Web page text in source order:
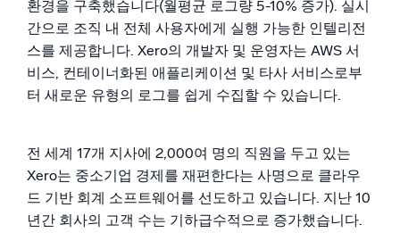
환경을 구축했습니다(월평균 로그량 5-10% 증가). 실시
간으로 조직 내 전체 사용자에게 실행 가능한 인텔리전
스를 제공합니다. Xero의 개발자 및 운영자는 AWS 서
비스, 컨테이너화된 애플리케이션 및 타사 서비스로부
터 새로운 유형의 로그를 쉽게 수집할 수 있습니다.
전 세계 17개 지사에 2,000여 명의 직원을 두고 있는
Xero는 중소기업 경제를 재편한다는 사명으로 클라우
드 기반 회계 소프트웨어를 선도하고 있습니다. 지난 10
년간 회사의 고객 수는 기하급수적으로 증가했습니다.